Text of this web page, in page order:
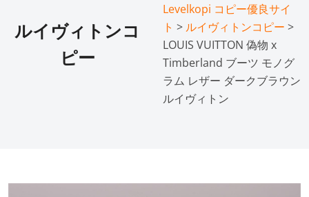
ルイヴィトンコ
ピー
Levelkopi コピー優良サイ
ト > ルイヴィトンコピー >
LOUIS VUITTON 偽物 x
Timberland ブーツ モノグ
ラム レザー ダークブラウン
ルイヴィトン